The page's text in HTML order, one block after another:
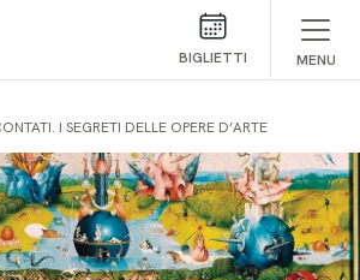
BIGLIETTI MENU
I SEGRETI DELLE OPERE D’ARTE